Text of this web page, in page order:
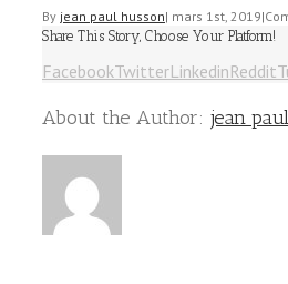
By jean paul husson| mars 1st, 2019|
Share This Story, Choose Your Platform!
FacebookTwitterLinkedinReddit
About the Author: jean